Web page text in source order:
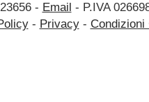
- Email - P.IVA
- Privacy- Condizioni